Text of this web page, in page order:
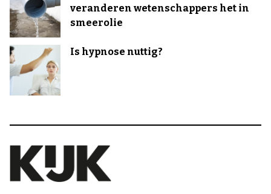
veranderen wetenschappers het in
smeerolie
Is hypnose nuttig?